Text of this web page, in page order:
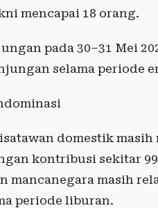
mencapai 18 orang.
pada 30–31 Mei
selama periode
domestik
kontribusi sekitar
mancanegara masih
periode liburan.